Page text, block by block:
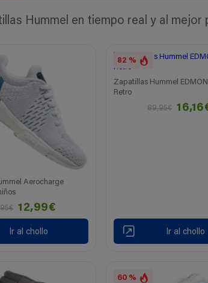
Hummel en tiempo real y al mejor
Aerocharge
12,99€
Ir al chollo
82 %
Zapatillas Hummel
Retro
89,95€
Ir al chollo
60 %